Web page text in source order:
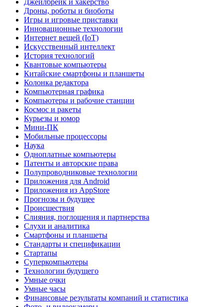
Дроны, роботы и биоботы
Игры и игровые приставки
Инновационные технологии
Интернет вещей (IoT)
Искусственный интеллект
История технологий
Квантовые компьютеры
Китайские смартфоны и планшеты
Колонка редактора
Компьютерная графика
Компьютеры и рабочие станции
Космос и ракеты
Курьезы и юмор
Мини-ПК
Мобильные процессоры
Наука
Одноплатные компьютеры
Патенты и авторские права
Полупроводниковые технологии
Приложения для Android
Приложения из AppStore
Прогнозы и будущее
Происшествия
Слияния, поглощения и партнерства
Слухи и аналитика
Смартфоны и планшеты
Стандарты и спецификации
Стартапы
Суперкомпьютеры
Технологии будущего
Умные очки
Умные часы
Финансовые результаты компаний и статистика